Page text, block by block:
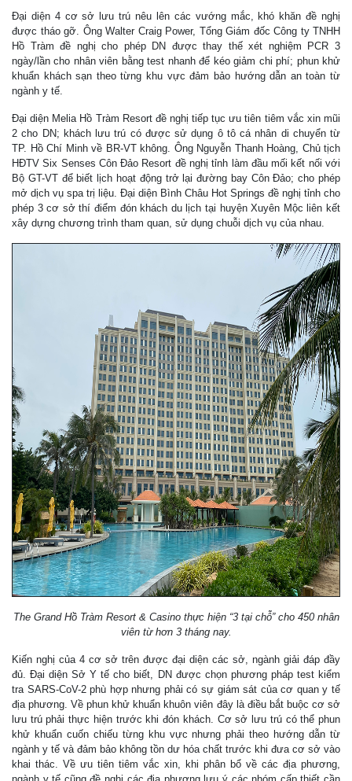
Đại diện 4 cơ sở lưu trú nêu lên các vướng mắc, khó khăn đề nghị
được tháo gỡ. Ông Walter Craig Power, Tổng Giám đốc Công ty TNHH
Hồ Tràm đề nghị cho phép DN được thay thế xét nghiệm PCR 3
ngày/lần cho nhân viên bằng test nhanh để kéo giảm chi phí; phun khử
khuẩn khách sạn theo từng khu vực đảm bảo hướng dẫn an toàn từ
ngành y tế.
Đại diện Melia Hồ Tràm Resort đề nghị tiếp tục ưu tiên tiêm vắc xin mũi
2 cho DN; khách lưu trú có được sử dụng ô tô cá nhân di chuyển từ
TP. Hồ Chí Minh về BR-VT không. Ông Nguyễn Thanh Hoàng, Chủ tịch
HĐTV Six Senses Côn Đảo Resort đề nghị tỉnh làm đầu mối kết nối với
Bộ GT-VT để biết lịch hoạt động trở lại đường bay Côn Đảo; cho phép
mở dịch vụ spa trị liệu. Đại diện Bình Châu Hot Springs đề nghị tỉnh cho
phép 3 cơ sở thí điểm đón khách du lịch tại huyện Xuyên Mộc liên kết
xây dựng chương trình tham quan, sử dụng chuỗi dịch vụ của nhau.
The Grand Hồ Tràm Resort & Casino thực hiện “3 tại chỗ” cho 450 nhân
viên từ hơn 3 tháng nay.
Kiến nghị của 4 cơ sở trên được đại diện các sở, ngành giải đáp đầy
đủ. Đại diện Sở Y tế cho biết, DN được chọn phương pháp test kiểm
tra SARS-CoV-2 phù hợp nhưng phải có sự giám sát của cơ quan y tế
địa phương. Về phun khử khuẩn khuôn viên đây là điều bắt buộc cơ sở
lưu trú phải thực hiện trước khi đón khách. Cơ sở lưu trú có thể phun
khử khuẩn cuốn chiếu từng khu vực nhưng phải theo hướng dẫn từ
ngành y tế và đảm bảo không tồn dư hóa chất trước khi đưa cơ sở vào
khai thác. Về ưu tiên tiêm vắc xin, khi phân bổ về các địa phương,